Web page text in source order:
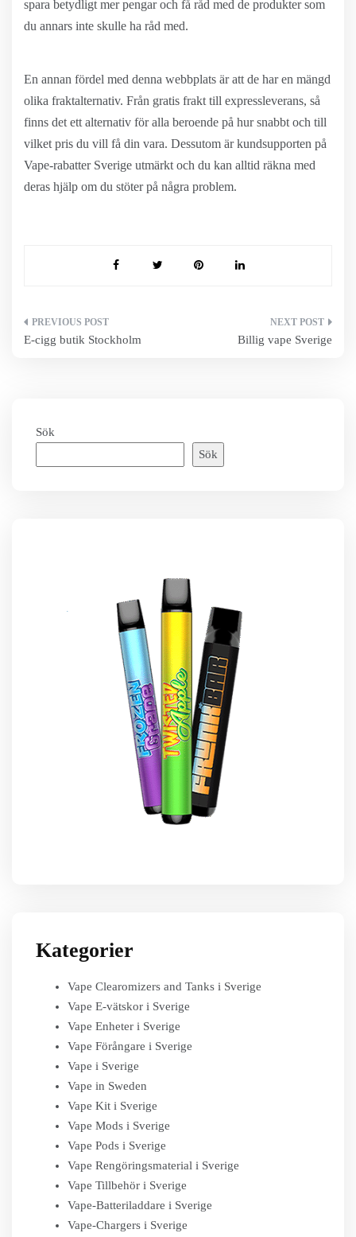
spara betydligt mer pengar och få råd med de produkter som
du annars inte skulle ha råd med.
En annan fördel med denna webbplats är att de har en mängd
olika fraktalternativ. Från gratis frakt till expressleverans, så
finns det ett alternativ för alla beroende på hur snabbt och till
vilket pris du vill få din vara. Dessutom är kundsupporten på
Vape-rabatter Sverige utmärkt och du kan alltid räkna med
deras hjälp om du stöter på några problem.
Inläggsnavigering
E-cigg butik Stockholm Billig vape Sverige
Sök
Sök
Kategorier
Vape Clearomizers and Tanks i Sverige
Vape E-vätskor i Sverige
Vape Enheter i Sverige
Vape Förångare i Sverige
Vape i Sverige
Vape in Sweden
Vape Kit i Sverige
Vape Mods i Sverige
Vape Pods i Sverige
Vape Rengöringsmaterial i Sverige
Vape Tillbehör i Sverige
Vape-Batteriladdare i Sverige
Vape-Chargers i Sverige